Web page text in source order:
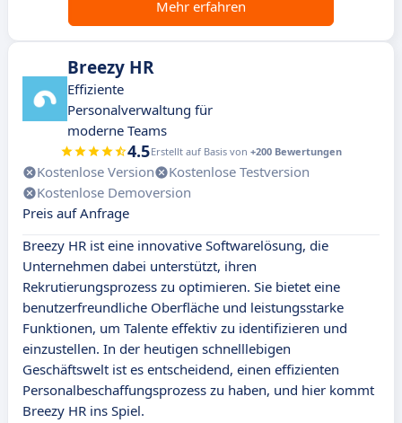
Mehr erfahren
Breezy HR
Effiziente
Personalverwaltung für
moderne Teams
4.5Erstellt auf Basis von +200 Bewertungen
Kostenlose Version
Kostenlose Testversion
Kostenlose Demoversion
Preis auf Anfrage
Breezy HR ist eine innovative Softwarelösung, die
Unternehmen dabei unterstützt, ihren
Rekrutierungsprozess zu optimieren. Sie bietet eine
benutzerfreundliche Oberfläche und leistungsstarke
Funktionen, um Talente effektiv zu identifizieren und
einzustellen. In der heutigen schnelllebigen
Geschäftswelt ist es entscheidend, einen effizienten
Personalbeschaffungsprozess zu haben, und hier kommt
Breezy HR ins Spiel.